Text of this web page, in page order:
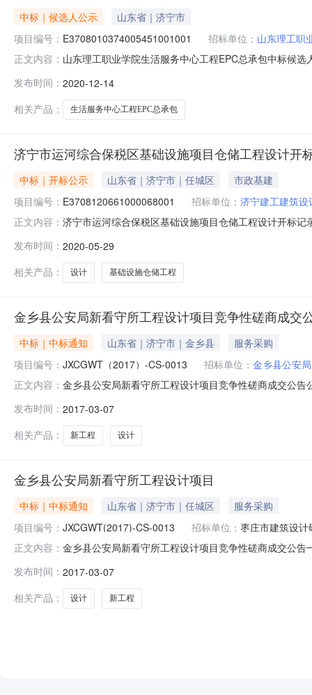
中标｜候选人公示
山东省｜济宁市
项目编号： E3708010374005451001001 招标单位： 山东理工职
正文内容： 山东理工职业学院生活服务中心工程EPC总承包中标候
院内，建筑面积1万m?，层数为2-3层，框架结构。设置
发布时间： 2020-12-14
相关产品：
生活服务中心工程EPC总承包
济宁市运河综合保税区基础设施项目仓储工程设计开
中标｜开标公示 山东省｜济宁市｜任城区
市政基建
项目编号： E3708120661000068001 招标单位： 济宁建工建筑
正文内容： 济宁市运河综合保税区基础设施项目仓储工程设计开标
3280000天3烟台建筑设计有限公司3250000天
发布时间： 2020-05-29
相关产品：
设计 基础设施仓储工程
金乡县公安局新看守所工程设计项目竞争性磋商成交
中标｜中标通知 山东省｜济宁市｜金乡县
服务采购
项目编号： JXCGWT（2017）-CS-0013 招标单位： 金乡县公安局
正文内容： 金乡县公安局新看守所工程设计项目竞争性磋商成交公
位联系方式详见公告正文代理机构名称山东天马招标代
告一、采购项目概况项目名称：金乡县
发布时间： 2017-03-07
相关产品：
新工程 设计
金乡县公安局新看守所工程设计项目
中标｜中标通知 山东省｜济宁市｜任城区
服务采购
项目编号： JXCGWT(2017)-CS-0013 招标单位： 枣庄市建筑设计
正文内容： 金乡县公安局新看守所工程设计项目竞争性磋商成交公
91370800165922927L济宁市建筑设计研究院山东省济
发布时间： 2017-03-07
相关产品：
设计 新工程